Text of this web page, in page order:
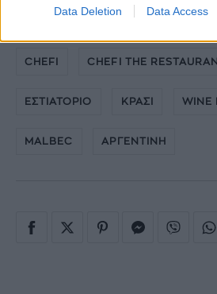
Data Deletion Data Access
www.chefi.gr•
CHEFI CHEFI THE
ΕΣΤΙΑΤΟΡΙΟ ΚΡΑΣΙ WINE
MALBEC ΑΡΓΕΝΤΙΝΗ